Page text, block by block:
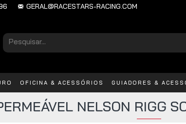
GERAL@RACESTARS-RACING.COM
OFICINA & ACESSÓRIOS GUIADORES &
NELSON RIGG